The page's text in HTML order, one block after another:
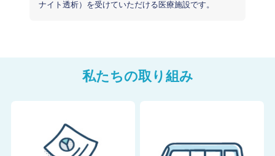
ナイト透析）を受けていただける医療施設です。
私たちの取り組み